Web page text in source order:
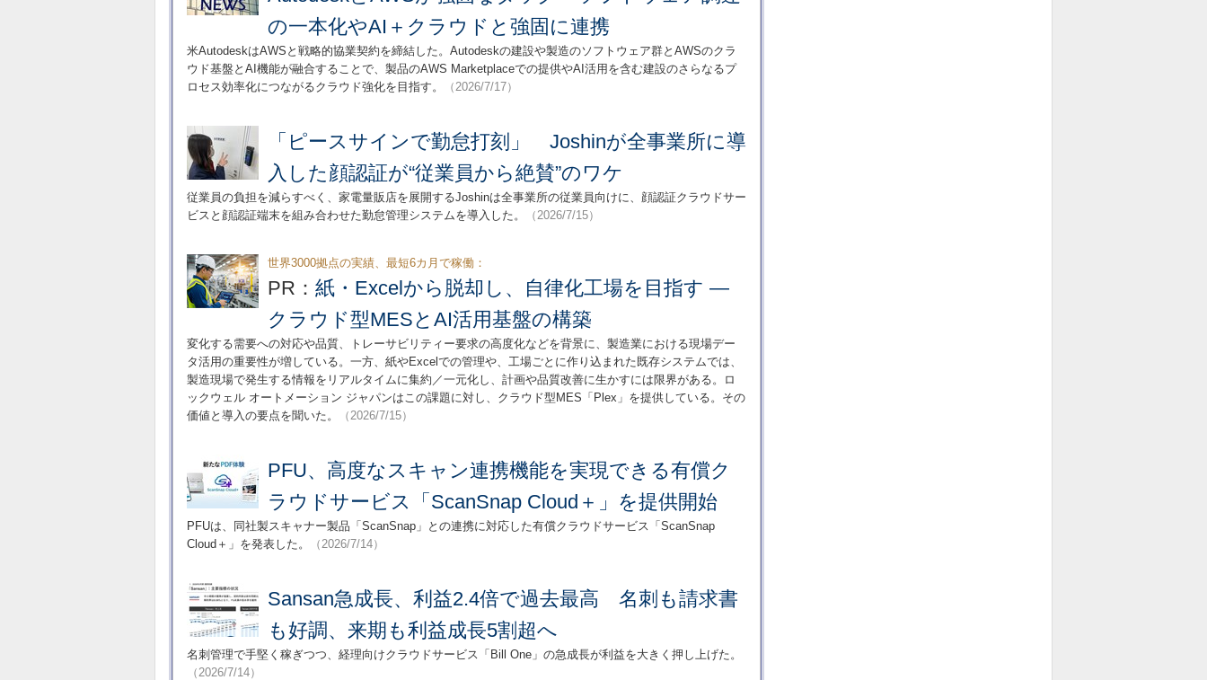
の一本化やAI＋クラウドと強固に連携
米AutodeskはAWSと戦略的協業契約を締結した。Autodeskの建設や製造のソフトウェア群とAWSのクラ
ウド基盤とAI機能が融合することで、製品のAWS Marketplaceでの提供やAI活用を含む建設のさらなるプ
ロセス効率化につながるクラウド強化を目指す。
（2026/7/17）
「ピースサインで勤怠打刻」 Joshinが全事業所に導
入した顔認証が“従業員から絶賛”のワケ
従業員の負担を減らすべく、家電量販店を展開するJoshinは全事業所の従業員向けに、顔認証クラウドサー
ビスと顔認証端末を組み合わせた勤怠管理システムを導入した。
（2026/7/15）
世界3000拠点の実績、最短6カ月で稼働：
PR： 紙・Excelから脱却し、自律化工場を目指す ―
クラウド型MESとAI活用基盤の構築
変化する需要への対応や品質、トレーサビリティー要求の高度化などを背景に、製造業における現場デー
タ活用の重要性が増している。一方、紙やExcelでの管理や、工場ごとに作り込まれた既存システムでは、
製造現場で発生する情報をリアルタイムに集約／一元化し、計画や品質改善に生かすには限界がある。ロ
ックウェル オートメーション ジャパンはこの課題に対し、クラウド型MES「Plex」を提供している。その
価値と導入の要点を聞いた。
（2026/7/15）
PFU、高度なスキャン連携機能を実現できる有償ク
ラウドサービス「ScanSnap Cloud＋」を提供開始
PFUは、同社製スキャナー製品「ScanSnap」との連携に対応した有償クラウドサービス「ScanSnap
Cloud＋」を発表した。
（2026/7/14）
Sansan急成長、利益2.4倍で過去最高 名刺も請求書
も好調、来期も利益成長5割超へ
名刺管理で手堅く稼ぎつつ、経理向けクラウドサービス「Bill One」の急成長が利益を大きく押し上げた。
（2026/7/14）